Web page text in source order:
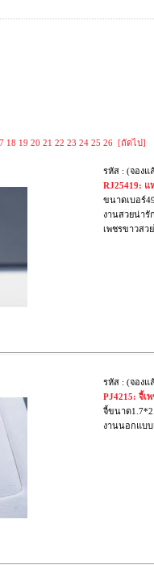
18 19 20 21 22 23 24 25 26 [ถัดไป]
รหัส : (จองแ
RJ25419: แ
ขนาดเบอร์
งานสวยน่ารัก
เพชรขาวสว
รหัส : (จองแ
PJ4215: จี้เ
จี้ขนาด
งานนอกแบบ